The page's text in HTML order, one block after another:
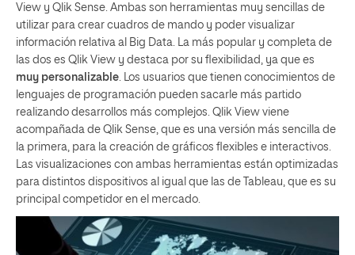
View y Qlik Sense. Ambas son herramientas muy sencillas de
utilizar para crear cuadros de mando y poder visualizar
información relativa al Big Data. La más popular y completa de
las dos es Qlik View y destaca por su flexibilidad, ya que es
muy personalizable. Los usuarios que tienen conocimientos de
lenguajes de programación pueden sacarle más partido
realizando desarrollos más complejos. Qlik View viene
acompañada de Qlik Sense, que es una versión más sencilla de
la primera, para la creación de gráficos flexibles e interactivos.
Las visualizaciones con ambas herramientas están optimizadas
para distintos dispositivos al igual que las de Tableau, que es su
principal competidor en el mercado.